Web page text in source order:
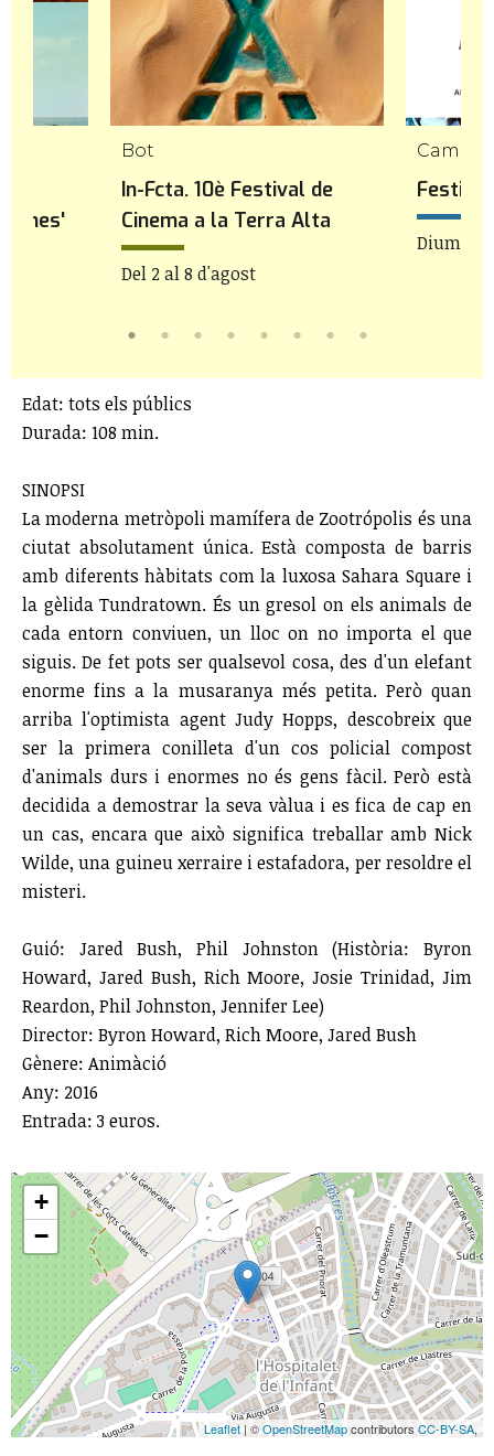
Bot
In-Fcta. 10è Festival de
Cinema a la Terra Alta
Del 2 al 8 d'agost
Edat: tots els públics
Durada: 108 min.
SINOPSI
La moderna metròpoli mamífera de Zootrópolis és una
ciutat absolutament única. Està composta de barris
amb diferents hàbitats com la luxosa Sahara Square i
la gèlida Tundratown. És un gresol on els animals de
cada entorn conviuen, un lloc on no importa el que
siguis. De fet pots ser qualsevol cosa, des d'un elefant
enorme fins a la musaranya més petita. Però quan
arriba l'optimista agent Judy Hopps, descobreix que
ser la primera conilleta d'un cos policial compost
d'animals durs i enormes no és gens fàcil. Però està
decidida a demostrar la seva vàlua i es fica de cap en
un cas, encara que això significa treballar amb Nick
Wilde, una guineu xerraire i estafadora, per resoldre el
misteri.
Guió: Jared Bush, Phil Johnston (Història: Byron
Howard, Jared Bush, Rich Moore, Josie Trinidad, Jim
Reardon, Phil Johnston, Jennifer Lee)
Director: Byron Howard, Rich Moore, Jared Bush
Gènere: Animàció
Any: 2016
Entrada: 3 euros.
+
−
Leaflet| ©OpenStreetMapcontributors CC-BY-SA,